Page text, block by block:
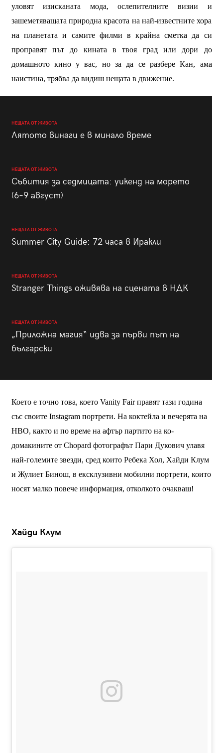
уловят изисканата мода, ослепителните визии и
зашеметяващата природна красота на най-известните хора
на планетата и самите филми в крайна сметка да си
проправят път до кината в твоя град или дори до
домашното кино у вас, но за да се разбере Кан, ама
наистина, трябва да видиш нещата в движение.
НЕЩАТА ОТ ЖИВОТА
Лятото винаги е в минало време
НЕЩАТА ОТ ЖИВОТА
Събития за седмицата: уикенд на морето
(6–9 август)
НЕЩАТА ОТ ЖИВОТА
Summer City Guide: 72 часа в Иракли
НЕЩАТА ОТ ЖИВОТА
Stranger Things оживява на сцената в НДК
НЕЩАТА ОТ ЖИВОТА
„Приложна магия“ идва за първи път на
български
Което е точно това, което Vanity Fair правят тази година
със своите Instagram портрети. На коктейла и вечерята на
HBO, както и по време на афтър партито на ко-
домакините от Chopard фотографът Пари Дукович улавя
най-големите звезди, сред които Ребека Хол, Хайди Клум
и Жулиет Бинош, в ексклузивни мобилни портрети, които
носят малко повече информация, отколкото очакваш!
Хайди Клум